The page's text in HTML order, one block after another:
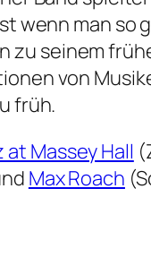
wenn man so
zu seinem
von
früh.
Massey Hall
Max Roach